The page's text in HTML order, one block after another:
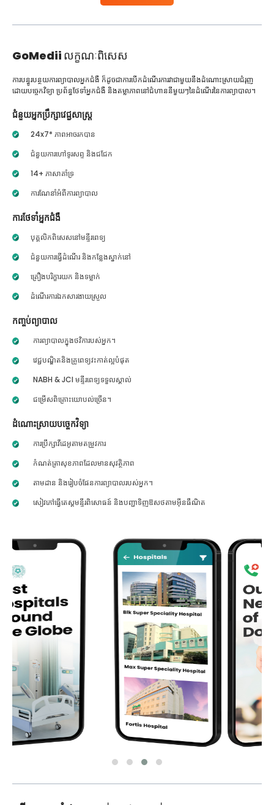
GoMedii លក្ខណៈពិសេស
ការបន្ធូរបន្ថយការព្យាបាលអ្នកជំងឺ ក៏ដូចជាការបើកដំណើរការវាជាមួយនឹងដំណោះស្រាយជំរុញ
ដោយបច្ចេកវិទ្យា ប្រព័ន្ធថែទាំអ្នកជំងឺ និងតម្លាភាពនៅជំហាននីមួយៗនៃដំណើរនៃការព្យាបាល។
ជំនួយអ្នកប្រឹក្សាវេជ្ជសាស្ត្រ
24x7* ភាពអាចរកបាន
ជំនួយការហៅទូរសព្ទ និងជជែក
14+ ភាសាគាំទ្រ
ការណែនាំអំពីការព្យាបាល
ការថែទាំអ្នកជំងឺ
បុគ្គលិកពិសេសនៅមន្ទីរពេទ្យ
ជំនួយការធ្វើដំណើរ និងកន្លែងស្នាក់នៅ
គ្រឿងបរិក្ខារយក និងទម្លាក់
ដំណើរការឯកសារងាយស្រួល
កញ្ចប់ព្យាបាល
ការព្យាបាលក្នុងថវិការបស់អ្នក។
វេជ្ជបណ្ឌិតនិងគ្រូពេទ្យវះកាត់ល្អបំផុត
NABH & JCI មន្ទីរពេទ្យទទួលស្គាល់
ជម្រើសពិគ្រោះយោបល់ច្រើន។
ដំណោះស្រាយបច្ចេកវិទ្យា
ការប្រឹក្សាវីដេអូតាមតម្រូវការ
កំណត់ត្រាសុខភាពដែលមានសុវត្ថិភាព
តាមដាន និងរៀបចំផែនការព្យាបាលរបស់អ្នក។
សៀវភៅធ្វើតេស្តមន្ទីរពិសោធន៍ និងបញ្ជាទិញឱសថតាមអ៊ីនធឺណិត